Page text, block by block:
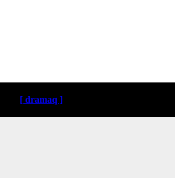
[ dramaq ]